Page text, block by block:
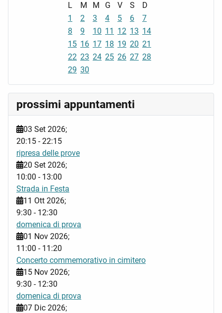
L M M G V S
D
1
2 3 4 5 6
7
8
9 10 11 12 13 14
15 16 17 18 19 20 21
22 23 24 25 26 27 28
29 30
prossimi appuntamenti
03 Set 2026;
20:15 -22:15
ripresa delle prove
20 Set 2026;
10:00 - 13:00
Strada in Festa
11 Ott 2026;
9:30 - 12:30
domenica di prova
01 Nov 2026;
11:00 - 11:20
Concerto commemorativo in cimitero
15 Nov 2026;
9:30 - 12:30
domenica di prova
07 Dic 2026;